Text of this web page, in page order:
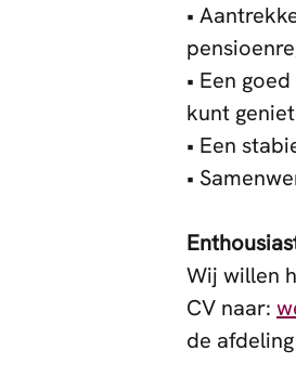
•
• Een
kunt
• Een
•
Wij willen
CV naar:
de